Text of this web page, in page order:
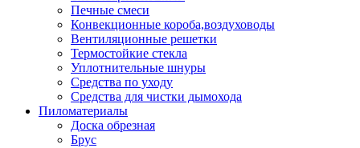
Печные смеси
Конвекционные короба,воздуховоды
Вентиляционные решетки
Термостойкие стекла
Уплотнительные шнуры
Средства по уходу
Средства для чистки дымохода
Пиломатериалы
Доска обрезная
Брус